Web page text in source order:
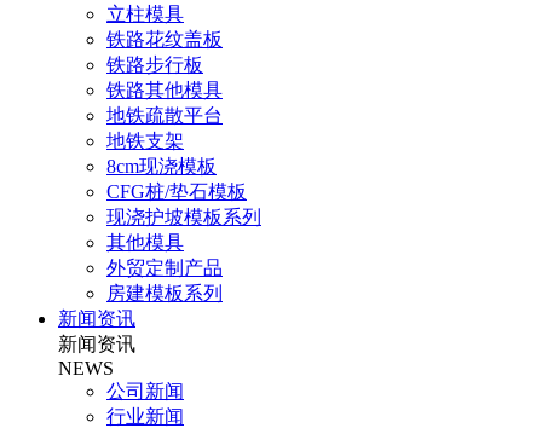
立柱模具
铁路花纹盖板
铁路步行板
铁路其他模具
地铁疏散平台
地铁支架
8cm现浇模板
CFG桩/垫石模板
现浇护坡模板系列
其他模具
外贸定制产品
房建模板系列
新闻资讯
新闻资讯
NEWS
公司新闻
行业新闻